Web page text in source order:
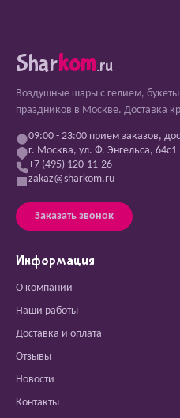
Sharkom.ru
Воздушные шары с гелием,
праздников в Москве. Доставка
09:00 - 23:00 прием заказов,
г. Москва, ул. Ф. Энгельса, 64с1
+7 (495) 120-11-26
zakaz@sharkom.ru
Заказать звонок
Информация
О компании
Наши работы
Доставка и оплата
Отзывы
Новости
Контакты